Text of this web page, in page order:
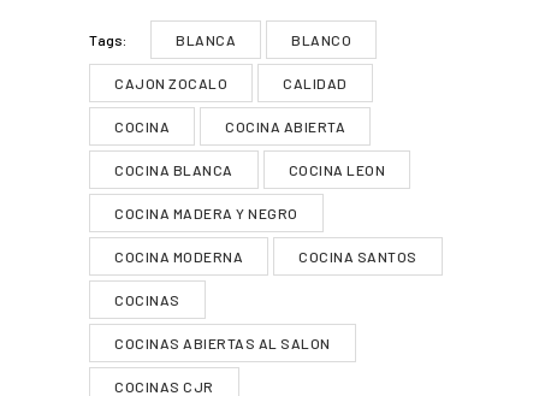
Tags: BLANCA BLANCO
CAJON ZOCALO CALIDAD
COCINA COCINA ABIERTA
COCINA BLANCA COCINA LEON
COCINA MADERA Y NEGRO
COCINA MODERNA COCINA SANTOS
COCINAS
COCINAS ABIERTAS AL SALON
COCINAS CJR